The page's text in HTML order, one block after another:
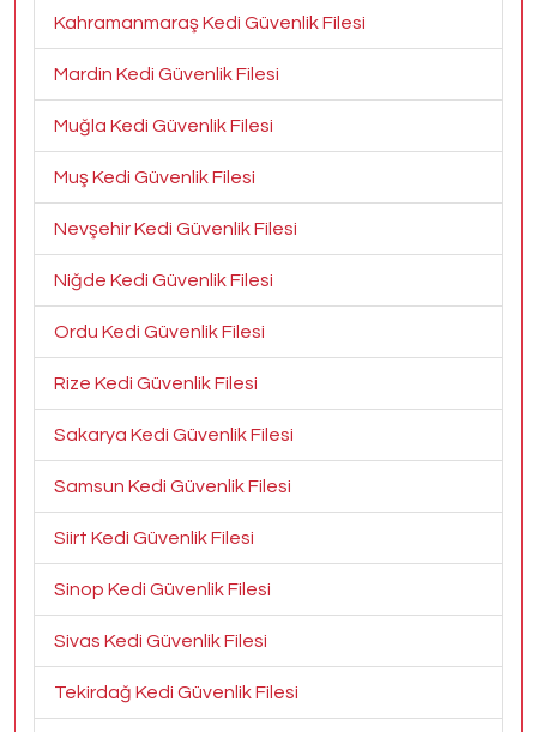
Kahramanmaraş Kedi Güvenlik Filesi
Mardin Kedi Güvenlik Filesi
Muğla Kedi Güvenlik Filesi
Muş Kedi Güvenlik Filesi
Nevşehir Kedi Güvenlik Filesi
Niğde Kedi Güvenlik Filesi
Ordu Kedi Güvenlik Filesi
Rize Kedi Güvenlik Filesi
Sakarya Kedi Güvenlik Filesi
Samsun Kedi Güvenlik Filesi
Siirt Kedi Güvenlik Filesi
Sinop Kedi Güvenlik Filesi
Sivas Kedi Güvenlik Filesi
Tekirdağ Kedi Güvenlik Filesi